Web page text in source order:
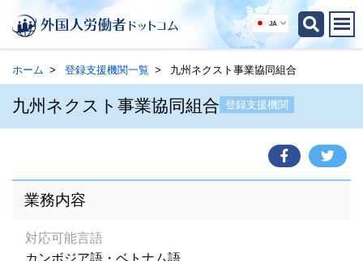
JA
ホーム 登録支援機関一覧 九州ネクスト事業協同組合
九州ネクスト事業協同組合 登録支援機関
業務内容
対応可能言語
カンボジア語・ベトナム語